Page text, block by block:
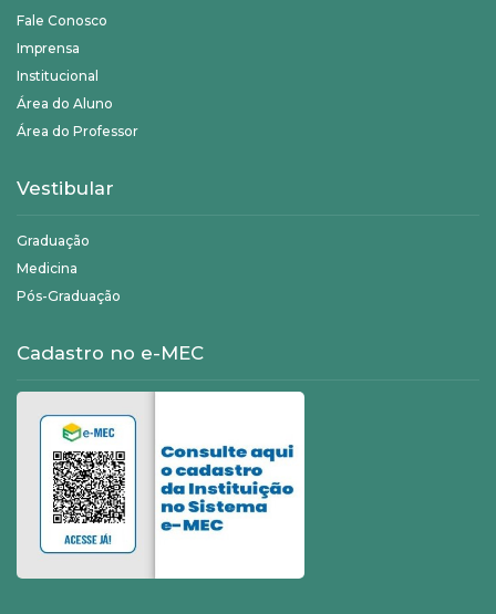
Fale Conosco
Imprensa
Institucional
Área do Aluno
Área do Professor
Vestibular
Graduação
Medicina
Pós-Graduação
Cadastro no e-MEC